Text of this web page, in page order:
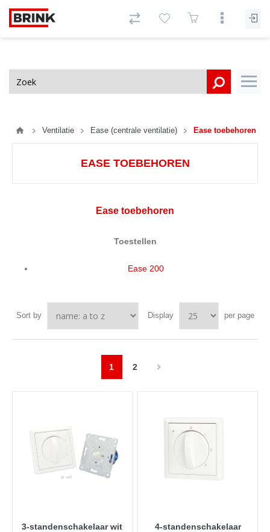
Ventilatie Ease (centrale ventilatie) Ease toebehoren
EASE TOEBEHOREN
Ease toebehoren
Toestellen
Ease 200
Sort by Display per page
1 2
3-standenschakelaar wit
4-standenschakelaar